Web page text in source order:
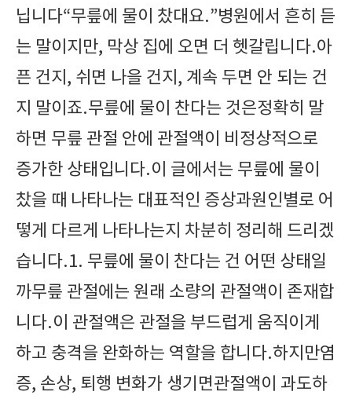
닙니다“무릎에 물이 찼대요.”병원에서 흔히 듣
는 말이지만, 막상 집에 오면 더 헷갈립니다.아
픈 건지, 쉬면 나을 건지, 계속 두면 안 되는 건
지 말이죠.무릎에 물이 찬다는 것은정확히 말
하면 무릎 관절 안에 관절액이 비정상적으로
증가한 상태입니다.이 글에서는 무릎에 물이
찼을 때 나타나는 대표적인 증상과원인별로 어
떻게 다르게 나타나는지 차분히 정리해 드리겠
습니다.1. 무릎에 물이 찬다는 건 어떤 상태일
까무릎 관절에는 원래 소량의 관절액이 존재합
니다.이 관절액은 관절을 부드럽게 움직이게
하고 충격을 완화하는 역할을 합니다.하지만염
증, 손상, 퇴행 변화가 생기면관절액이 과도하